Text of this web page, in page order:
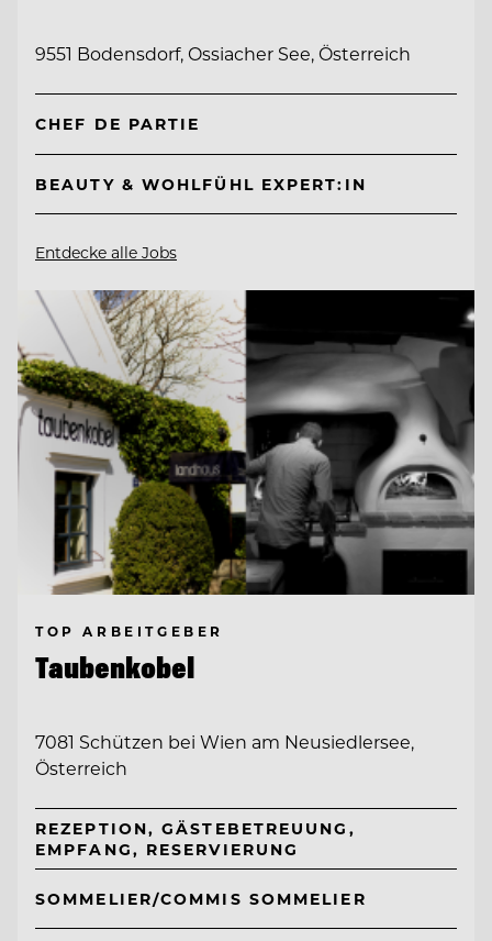
9551 Bodensdorf, Ossiacher See, Österreich
CHEF DE PARTIE
BEAUTY & WOHLFÜHL EXPERT:IN
Entdecke alle Jobs
TOP ARBEITGEBER
Taubenkobel
7081 Schützen bei Wien am Neusiedlersee,
Österreich
REZEPTION, GÄSTEBETREUUNG,
EMPFANG, RESERVIERUNG
SOMMELIER/COMMIS SOMMELIER